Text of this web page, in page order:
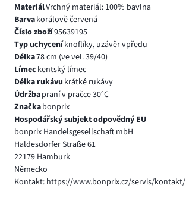
MateriálVrchný materiál: 100% bavlna
Barvakorálově červená
Číslo zboží95639195
Typ uchyceníknoflíky, uzávěr vpředu
Délka78 cm (ve vel. 39/40)
Límec kentský límec
Délka rukávu krátké rukávy
Údržbapraní v pračce 30°C
Značkabonprix
Hospodářský subjekt odpovědný EU
bonprix Handelsgesellschaft mbH
Haldesdorfer Straße 61
22179 Hamburk
Německo
Kontakt: https://www.bonprix.cz/servis/kontakt/